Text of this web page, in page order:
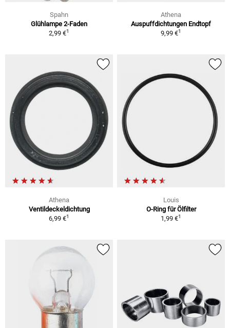
Spahn
Glühlampe 2-Faden
2,99 €1
Athena
Auspuffdichtungen Endtopf
9,99 €1
Athena
Ventildeckeldichtung
6,99 €1
Louis
O-Ring für Ölfilter
1,99 €1